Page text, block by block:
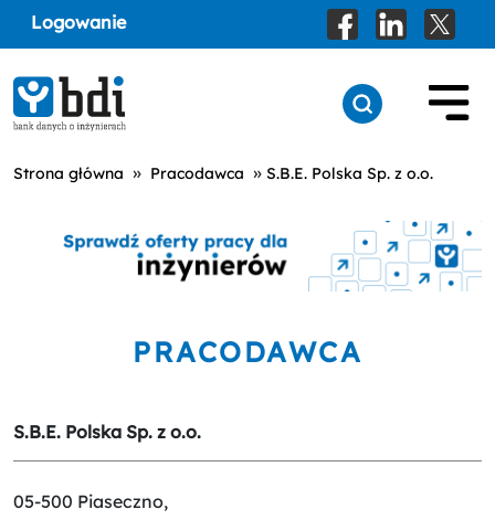
Logowanie
Strona główna » Pracodawca » S.B.E. Polska Sp. z o.o.
PRACODAWCA
S.B.E. Polska Sp. z o.o.
05-500 Piaseczno,